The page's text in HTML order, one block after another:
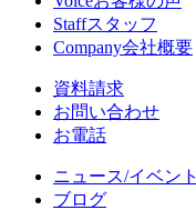
Staffスタッフ
Company会社概要
資料請求
お問い合わせ
お電話
ニュース/イベント
ブログ